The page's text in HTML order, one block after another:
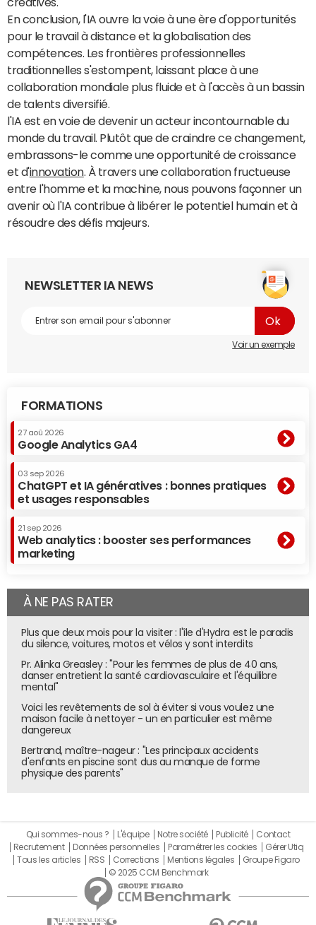
En conclusion, l'IA ouvre la voie à une ère d'opportunités
pour le travail à distance et la globalisation des
compétences. Les frontières professionnelles
traditionnelles s'estompent, laissant place à une
collaboration mondiale plus fluide et à l'accès à un bassin
de talents diversifié.
l'IA est en voie de devenir un acteur incontournable du
monde du travail. Plutôt que de craindre ce changement,
embrassons-le comme une opportunité de croissance
et d'innovation. À travers une collaboration fructueuse
entre l'homme et la machine, nous pouvons façonner un
avenir où l'IA contribue à libérer le potentiel humain et à
résoudre des défis majeurs.
NEWSLETTER IA NEWS
Voir un exemple
FORMATIONS
27 aoû 2026
Google Analytics GA4
03 sep 2026
ChatGPT et IA génératives : bonnes pratiques
et usages responsables
21 sep 2026
Web analytics : booster ses performances
marketing
À NE PAS RATER
Plus que deux mois pour la visiter : l'île d'Hydra est le paradis
du silence, voitures, motos et vélos y sont interdits
Pr. Alinka Greasley : "Pour les femmes de plus de 40 ans,
danser entretient la santé cardiovasculaire et l'équilibre
mental"
Voici les revêtements de sol à éviter si vous voulez une
maison facile à nettoyer - un en particulier est même
dangereux
Bertrand, maître-nageur : "Les principaux accidents
d'enfants en piscine sont dus au manque de forme
physique des parents"
Qui sommes-nous ? L'équipe Notre société Publicité
Contact
Recrutement
Données personnelles Paramétrer les cookies
Gérer Utiq
Tous les articles
RSS Corrections Mentions légales
Groupe Figaro
© 2025 CCM Benchmark